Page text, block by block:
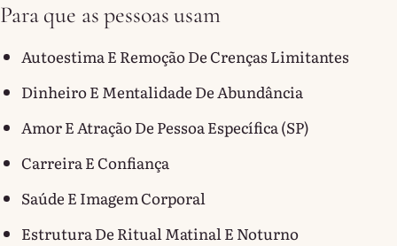
Para que as pessoas usam
Autoestima E Remoção De Crenças Limitantes
Dinheiro E Mentalidade De Abundância
Amor E Atração De Pessoa Específica (SP)
Carreira E Confiança
Saúde E Imagem Corporal
Estrutura De Ritual Matinal E Noturno